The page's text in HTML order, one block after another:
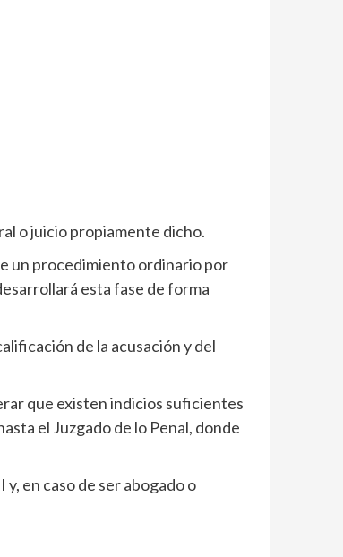
o juicio propiamente dicho.
un procedimiento ordinario por
esta fase de forma
de la acusación y del
que existen indicios suficientes
el Juzgado de lo Penal, donde
en caso de ser abogado o